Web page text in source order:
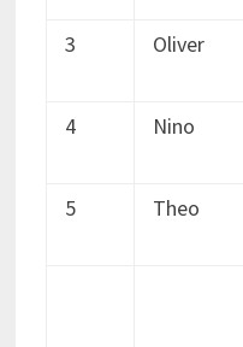
3 Oliver
4 Nino
5 Theo